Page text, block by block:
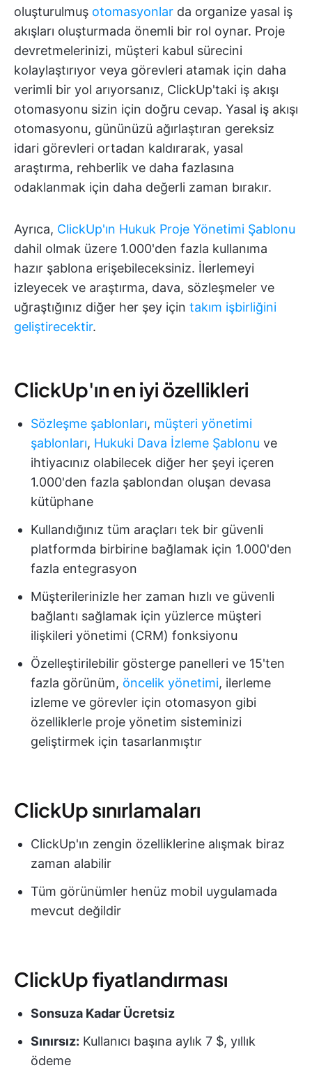
oluşturulmuş otomasyonlar da organize yasal iş
akışları oluşturmada önemli bir rol oynar. Proje
devretmelerinizi, müşteri kabul sürecini
kolaylaştırıyor veya görevleri atamak için daha
verimli bir yol arıyorsanız, ClickUp'taki iş akışı
otomasyonu sizin için doğru cevap. Yasal iş akışı
otomasyonu, gününüzü ağırlaştıran gereksiz
idari görevleri ortadan kaldırarak, yasal
araştırma, rehberlik ve daha fazlasına
odaklanmak için daha değerli zaman bırakır.
Ayrıca, ClickUp'ın Hukuk Proje Yönetimi Şablonu
dahil olmak üzere 1.000'den fazla kullanıma
hazır şablona erişebileceksiniz. İlerlemeyi
izleyecek ve araştırma, dava, sözleşmeler ve
uğraştığınız diğer her şey için takım işbirliğini
geliştirecektir.
ClickUp'ın en iyi özellikleri
Sözleşme şablonları, müşteri yönetimi
şablonları, Hukuki Dava İzleme Şablonu ve
ihtiyacınız olabilecek diğer her şeyi içeren
1.000'den fazla şablondan oluşan devasa
kütüphane
Kullandığınız tüm araçları tek bir güvenli
platformda birbirine bağlamak için 1.000'den
fazla entegrasyon
Müşterilerinizle her zaman hızlı ve güvenli
bağlantı sağlamak için yüzlerce müşteri
ilişkileri yönetimi (CRM) fonksiyonu
Özelleştirilebilir gösterge panelleri ve 15'ten
fazla görünüm, öncelik yönetimi, ilerleme
izleme ve görevler için otomasyon gibi
özelliklerle proje yönetim sisteminizi
geliştirmek için tasarlanmıştır
ClickUp sınırlamaları
ClickUp'ın zengin özelliklerine alışmak biraz
zaman alabilir
Tüm görünümler henüz mobil uygulamada
mevcut değildir
ClickUp fiyatlandırması
Sonsuza Kadar Ücretsiz
Sınırsız: Kullanıcı başına aylık 7 $, yıllık
ödeme